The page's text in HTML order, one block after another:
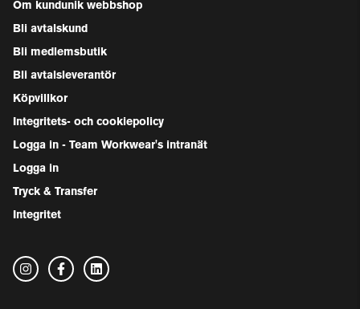
Om kundunik webbshop
Bli avtalskund
Bli medlemsbutik
Bli avtalsleverantör
Köpvillkor
Integritets- och cookiepolicy
Logga in - Team Workwear's intranät
Logga in
Tryck & Transfer
Integritet